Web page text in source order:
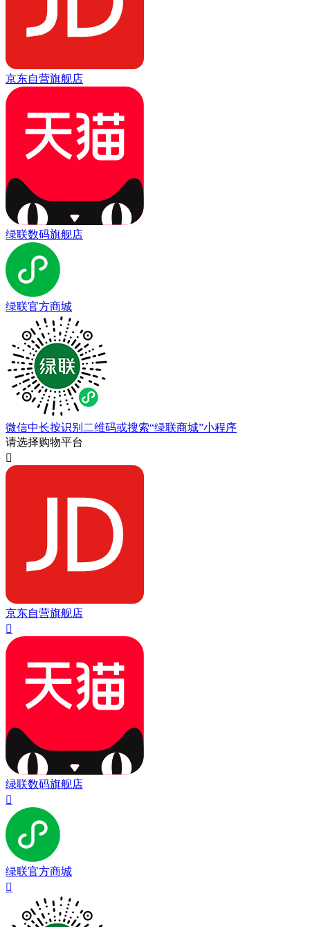
京东自营旗舰店
绿联数码旗舰店
绿联官方商城
微信中长按识别二维码或搜索“绿联商城”小程序
请选择购物平台

京东自营旗舰店

绿联数码旗舰店

绿联官方商城
